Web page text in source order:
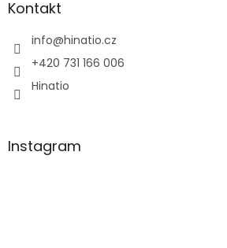
aKontakt
info@hinatio.cz
+420 731 166 006
Hinatio
Instagram